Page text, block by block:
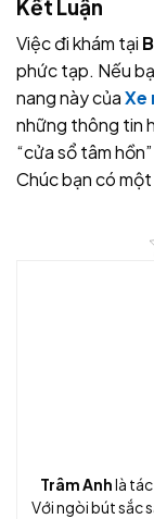
Kết Luận
Việc đi khám tại
phức tạp. Nếu
nang này củaXe
những thông tin
“cửa sổ tâm
Chúc bạn có
Trâm Anhlà
Với ngòi bút sắc